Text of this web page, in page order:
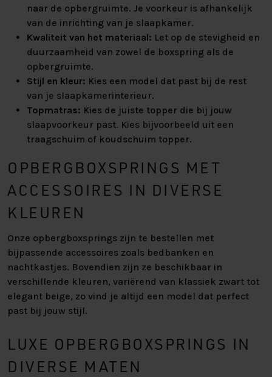
naar de opbergruimte. Je voorkeur is afhankelijk
van de inrichting van je slaapkamer.
Kwaliteit van het materiaal: Let op de stevigheid en
duurzaamheid van zowel de boxspring als de
opbergruimte.
Stijl en kleur: Kies een model dat past bij de rest
van je slaapkamerinterieur.
Topmatras: Kies de juiste topper die bij jouw
slaapvoorkeur past. Kies bijvoorbeeld uit een
traagschuim of koudschuim topper.
OPBERGBOXSPRINGS MET
ACCESSOIRES IN DIVERSE
KLEUREN
Onze opbergboxsprings zijn te bestellen met
bijpassende accessoires zoals bedbanken en
nachtkastjes. Bovendien zijn ze beschikbaar in
verschillende kleuren, variërend van klassiek zwart tot
elegant beige, zo vind je altijd een model dat perfect
past bij jouw stijl.
LUXE OPBERGBOXSPRINGS IN
DIVERSE MATEN